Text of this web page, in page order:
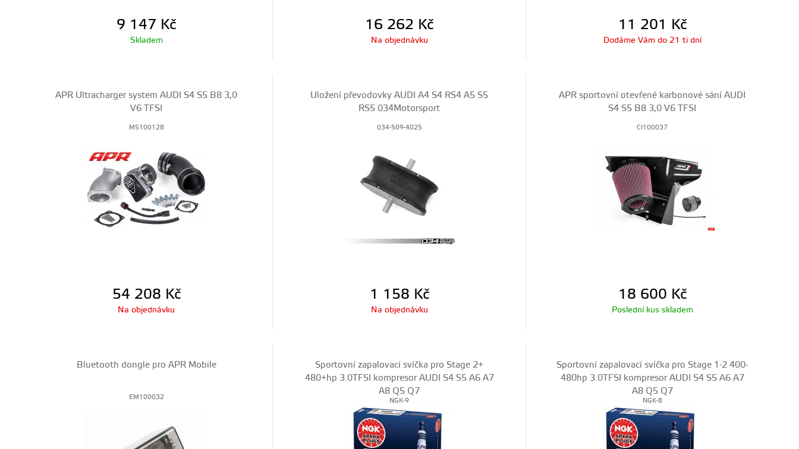
9 147 Kč
Skladem
16 262 Kč
Na objednávku
11 201 Kč
Dodáme Vám do 21 ti dní
APR Ultracharger system AUDI S4 S5 B8 3,0
V6 TFSI
MS100128
54 208 Kč
Na objednávku
Uložení převodovky AUDI A4 S4 RS4 A5 S5
RS5 034Motorsport
034-509-4025
1 158 Kč
Na objednávku
APR sportovní otevřené karbonové sání AUDI
S4 S5 B8 3,0 V6 TFSI
CI100037
18 600 Kč
Poslední kus skladem
Bluetooth dongle pro APR Mobile
EM100032
Sportovní zapalovací svíčka pro Stage 2+
480+hp 3.0TFSI kompresor AUDI S4 S5 A6 A7
A8 Q5 Q7
NGK-9
Sportovní zapalovací svíčka pro Stage 1-2 400-
480hp 3.0TFSI kompresor AUDI S4 S5 A6 A7
A8 Q5 Q7
NGK-8